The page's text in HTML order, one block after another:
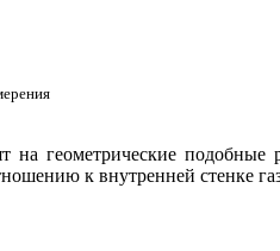
на геометрические
к внутренней стенке